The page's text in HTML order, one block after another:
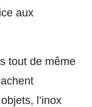
aux
tout de même
l’inox